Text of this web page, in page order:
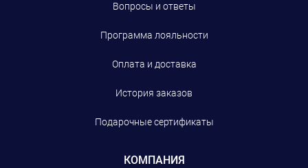
Вопросы и ответы
Программа лояльности
Оплата и доставка
История заказов
Подарочные сертификаты
КОМПАНИЯ